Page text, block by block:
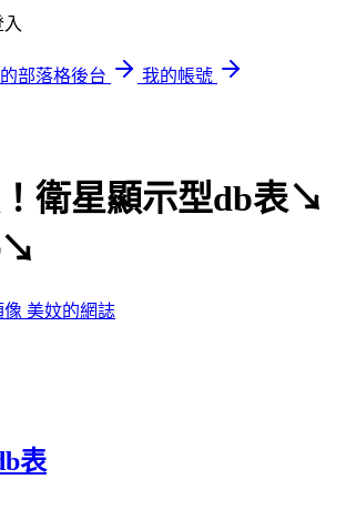
部落格後台
我的帳號
衛星顯示型db表↘
↘
美妏的網誌
表